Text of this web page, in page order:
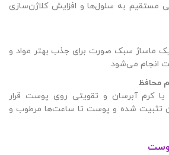
مستقیم به سلول‌ها و افزایش کلاژن‌سازی
ماساژ سبک صورت برای جذب بهتر مواد و
انجام می‌شود.
محافظ
کرم آبرسان و تقویتی روی پوست قرار
تثبیت شده و پوست تا ساعت‌ها مرطوب و